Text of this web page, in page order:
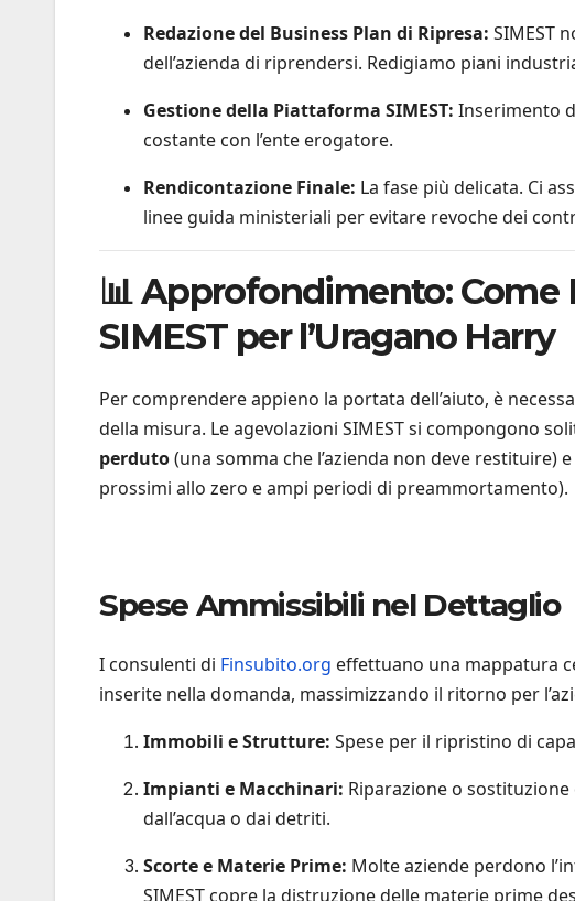
Redazione del Business Plan di Ripresa: SIMEST
dell’azienda di riprendersi. Redigiamo piani
Gestione della Piattaforma SIMEST: Inserimento
costante con l’ente erogatore.
Rendicontazione Finale: La fase più delicata. Ci
linee guida ministeriali per evitare revoche dei
📊 Approfondimento:
SIMEST per l’Uragano Harry
Per comprendere appieno la portata dell’aiuto, è
della misura. Le agevolazioni SIMEST si compongono
perduto(una somma che l’azienda non deve restituire)
prossimi allo zero e ampi periodi di preammortamento).
Spese Ammissibili nel Dettaglio
I consulenti di Finsubito.org effettuano una mappatura
inserite nella domanda, massimizzando il ritorno per
Immobili e Strutture: Spese per il ripristino di
Impianti e Macchinari: Riparazione o
dall’acqua o dai detriti.
Scorte e Materie Prime: Molte aziende perdono
SIMEST copre la distruzione delle materie prime